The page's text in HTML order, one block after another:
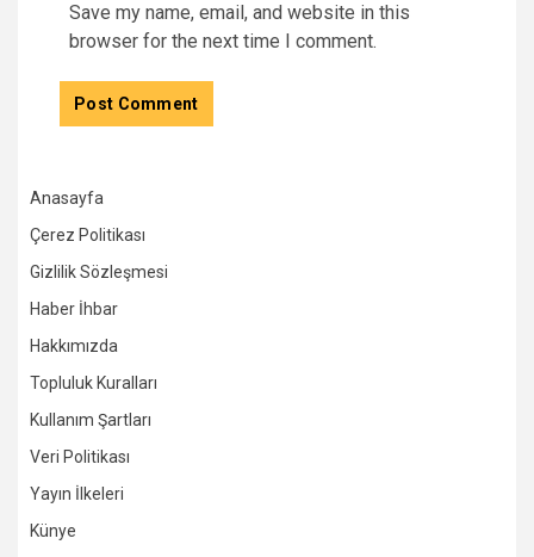
Save my name, email, and website in this
browser for the next time I comment.
Anasayfa
Çerez Politikası
Gizlilik Sözleşmesi
Haber İhbar
Hakkımızda
Topluluk Kuralları
Kullanım Şartları
Veri Politikası
Yayın İlkeleri
Künye